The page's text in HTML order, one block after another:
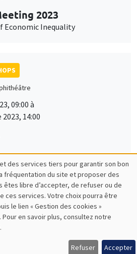
2023
Economic Inequality
09:00 à
14:00
WORKSHOPS
17:15
la politique monétaire -
AMSE/FEG
des services tiers pour garantir son bon
fréquentation du site et proposer des
êtes libre d’accepter, de refuser ou de
ces services. Votre choix pourra être
le lien « Gestion des cookies »
en savoir plus, consultez notre
.
Refuser Accepter